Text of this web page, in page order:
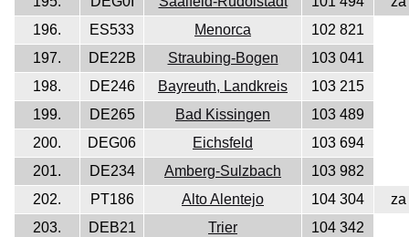
196.
ES533 Menorca
102 821
197.
DE22B Straubing-Bogen
103 041
198.
DE246 Bayreuth, Landkreis
103 215
199.
DE265 Bad Kissingen
103 489
200.
DEG06 Eichsfeld
103 694
201.
DE234 Amberg-Sulzbach
103 982
202.
PT186 Alto Alentejo 104 304
za
203.
DEB21 Trier
104 342